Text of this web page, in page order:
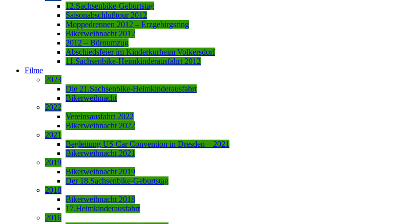
12.Sachsenbike-Geburtstag
Saisonabschlußtour 2012
Moppedrennen 2012 – Erzgebirgsring
Bikerweihnacht 2012
2012 – Büroumzug
Abschiedsfeier im Kinderkurheim Volkersdorf
11.Sachsenbike-Heimkinderausfahrt 2012
Filme
2023
Die 21.Sachsenbike-Heimkinderausfahrt
Bikerweihnacht
2022
Vereinsausfahrt 2022
Bikerweihnacht 2022
2021
Begleitung US Car Convention in Dresden – 2021
Bikerweihnacht 2021
2019
Bikerweihnacht 2019
Der 18.Sachsenbike-Geburtstag
2018
Bikerweihnacht 2018
17.Heimkinderausfahrt
2016